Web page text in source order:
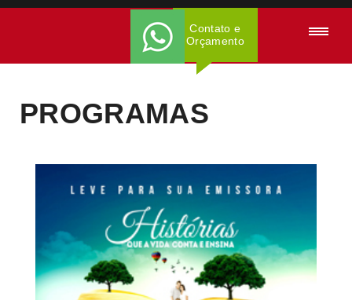
Contato e
Orçamento
PROGRAMAS